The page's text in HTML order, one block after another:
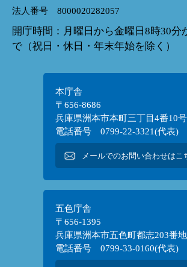
法人番号 8000020282057
開庁時間：月曜日から金曜日8時30分
で（祝日・休日・年末年始を除く）
本庁舎
〒656-8686
兵庫県洲本市本町三丁目4番10号
電話番号 0799-22-3321(代表)
メールでのお問い合わせはこ
五色庁舎
〒656-1395
兵庫県洲本市五色町都志203番地
電話番号 0799-33-0160(代表)